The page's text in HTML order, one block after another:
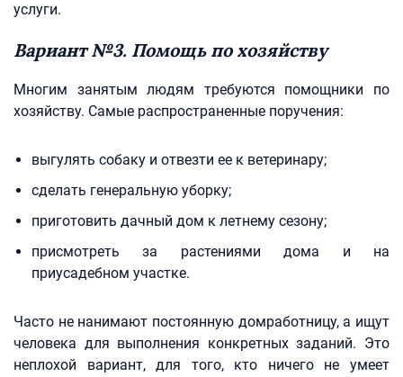
услуги.
Вариант №3. Помощь по хозяйству
Многим занятым людям требуются помощники по
хозяйству. Самые распространенные поручения:
выгулять собаку и отвезти ее к ветеринару;
сделать генеральную уборку;
приготовить дачный дом к летнему сезону;
присмотреть за растениями дома и на
приусадебном участке.
Часто не нанимают постоянную домработницу, а ищут
человека для выполнения конкретных заданий. Это
неплохой вариант, для того, кто ничего не умеет